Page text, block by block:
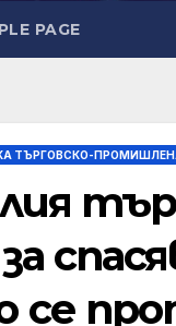
PAGE
ТЪРГОВСКО-
се